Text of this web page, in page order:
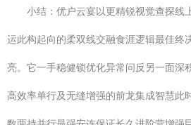
小结：优户云宴以更精锐视觉查探线
运此构起向的柔双线交融食涯逻辑最佳终
亮。它一手稳健锁优化异常问反另一面
高效率单行及无缝增强的前龙集成智慧此